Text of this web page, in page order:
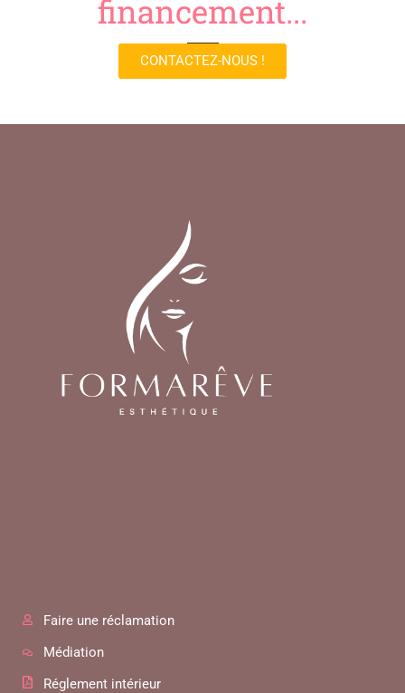
financement...
CONTACTEZ-NOUS !
Faire une réclamation
Médiation
Réglement intérieur